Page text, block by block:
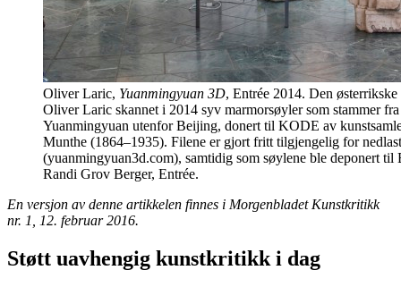
Oliver Laric, Yuanmingyuan 3D, Entrée 2014. Den østerrikske
Oliver Laric skannet i 2014 syv marmorsøyler som stammer fra
Yuanmingyuan utenfor Beijing, donert til KODE av
Munthe (1864–1935). Filene er gjort fritt tilgjengelig for
(yuanmingyuan3d.com), samtidig som søylene ble deponert til
Randi Grov Berger, Entrée.
En versjon av denne artikkelen finnes i Morgenbladet Kunstkritikk
nr. 1, 12. februar 2016.
Støtt uavhengig kunstkritikk i dag